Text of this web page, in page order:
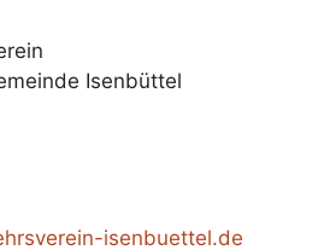
Isenbüttel
isenbuettel.de